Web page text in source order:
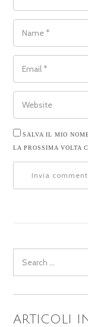
NAME
EMAIL
WEBSITE
SALVA IL MIO
LA PROSSIMA VOLTA
for:
ARTICOLI